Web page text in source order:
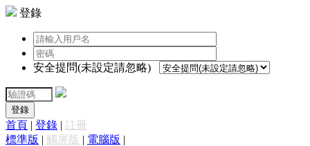
登錄
安全提問(未設定請忽略)
登錄
首頁 | 登錄 | 註冊
標準版 | 觸屏版 | 電腦版 |